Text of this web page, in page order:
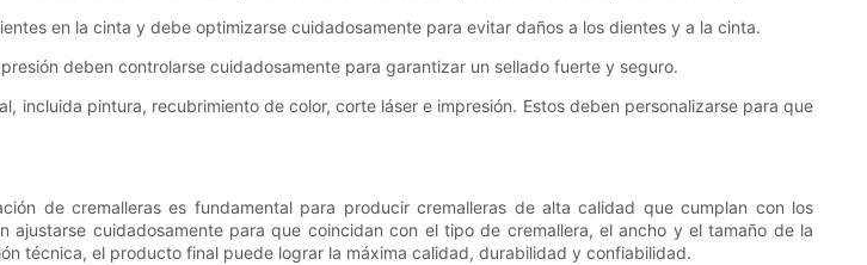
en la cinta y debe optimizarse cuidadosamente para evitar daños a los dientes y a la cinta.
deben controlarse cuidadosamente para garantizar un sellado fuerte y seguro.
pintura, recubrimiento de color, corte láser e impresión. Estos deben personalizarse para que
de cremalleras es fundamental para producir cremalleras de alta calidad que cumplan con los
cuidadosamente para que coincidan con el tipo de cremallera, el ancho y el tamaño de la
técnica, el producto final puede lograr la máxima calidad, durabilidad y confiabilidad.